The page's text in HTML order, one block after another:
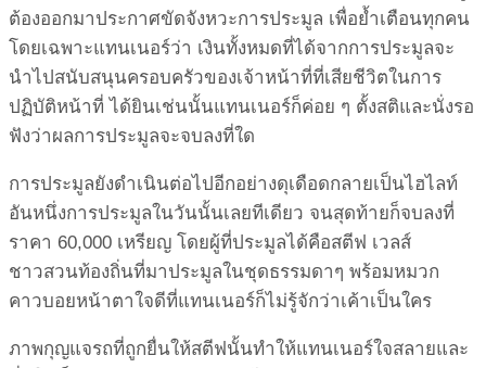
ต้องออกมาประกาศขัดจังหวะการประมูล เพื่อย้ำเตือนทุกคน
โดยเฉพาะแทนเนอร์ว่า เงินทั้งหมดที่ได้จากการประมูลจะ
นำไปสนับสนุนครอบครัวของเจ้าหน้าที่ที่เสียชีวิตในการ
ปฏิบัติหน้าที่ ได้ยินเช่นนั้นแทนเนอร์ก็ค่อย ๆ ตั้งสติและนั่งรอ
ฟังว่าผลการประมูลจะจบลงที่ใด
การประมูลยังดำเนินต่อไปอีกอย่างดุเดือดกลายเป็นไฮไลท์
อันหนึ่งการประมูลในวันนั้นเลยทีเดียว จนสุดท้ายก็จบลงที่
ราคา 60,000 เหรียญ โดยผู้ที่ประมูลได้คือสตีฟ เวลส์
ชาวสวนท้องถิ่นที่มาประมูลในชุดธรรมดาๆ พร้อมหมวก
คาวบอยหน้าตาใจดีที่แทนเนอร์ก็ไม่รู้จักว่าเค้าเป็นใคร
ภาพกุญแจรถที่ถูกยื่นให้สตีฟนั้นทำให้แทนเนอร์ใจสลายและ